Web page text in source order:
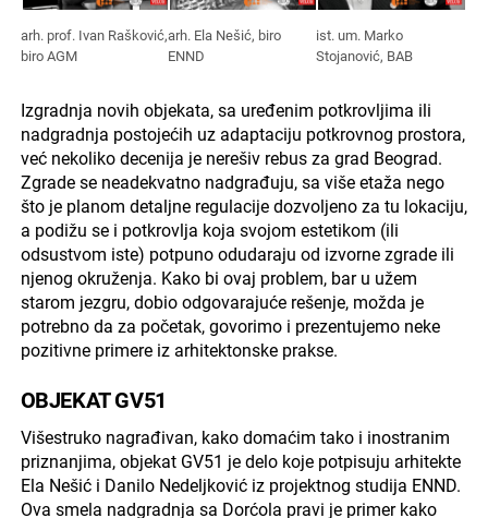
arh. prof. Ivan Rašković,
biro AGM
arh. Ela Nešić, biro
ENND
ist. um. Marko
Stojanović, BAB
Izgradnja novih objekata, sa uređenim potkrovljima ili
nadgradnja postojećih uz adaptaciju potkrovnog prostora,
već nekoliko decenija je nerešiv rebus za grad Beograd.
Zgrade se neadekvatno nadgrađuju, sa više etaža nego
što je planom detaljne regulacije dozvoljeno za tu lokaciju,
a podižu se i potkrovlja koja svojom estetikom (ili
odsustvom iste) potpuno odudaraju od izvorne zgrade ili
njenog okruženja. Kako bi ovaj problem, bar u užem
starom jezgru, dobio odgovarajuće rešenje, možda je
potrebno da za početak, govorimo i prezentujemo neke
pozitivne primere iz arhitektonske prakse.
OBJEKAT GV51
Višestruko nagrađivan, kako domaćim tako i inostranim
priznanjima, objekat GV51 je delo koje potpisuju arhitekte
Ela Nešić i Danilo Nedeljković iz projektnog studija ENND.
Ova smela nadgradnja sa Dorćola pravi je primer kako